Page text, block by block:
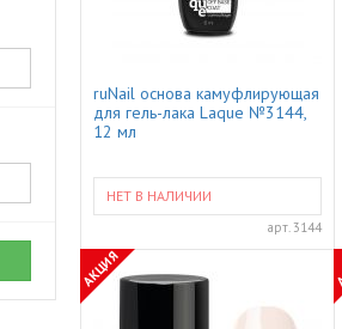
ruNail основа камуфлирующая
для гель-лака Laque №3144,
12 мл
НЕТ В НАЛИЧИИ
арт. 3144
АКЦИЯ